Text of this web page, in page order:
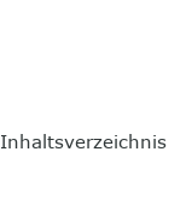
Inhaltsverzeichnis